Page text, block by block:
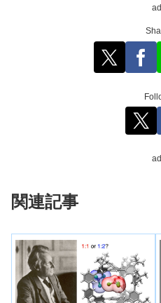
ad
ad
関連記事